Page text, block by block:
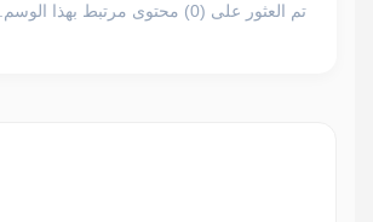
تم العثور على (0) محتوى مرتبط بهذا الوسم.